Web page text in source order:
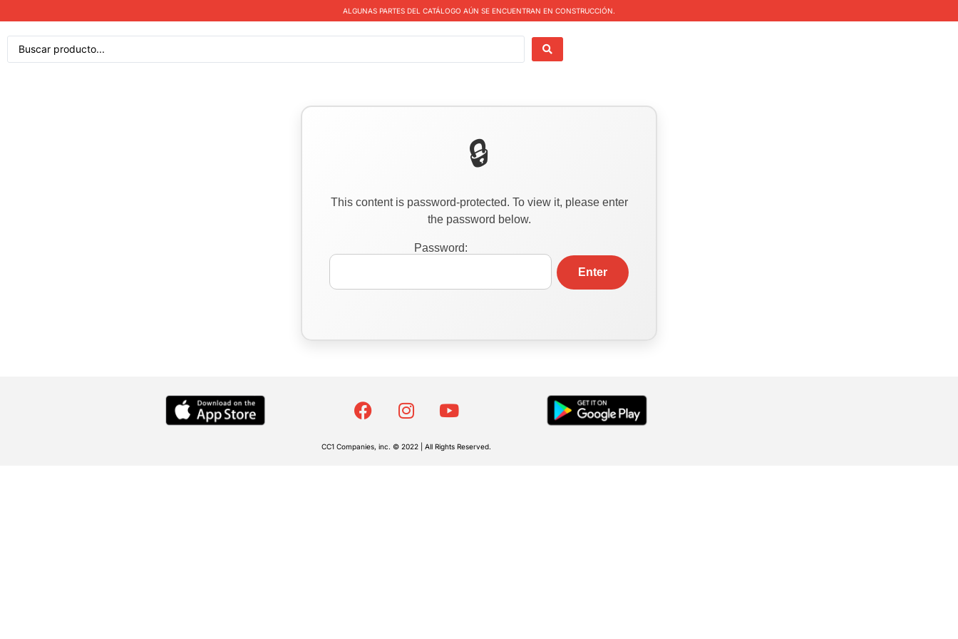
ALGUNAS PARTES DEL CATÁLOGO AÚN SE ENCUENTRAN EN CONSTRUCCIÓN.
This content is password-protected. To view it, please enter
the password below.
Password:
CC1 Companies, inc. © 2022 | All Rights Reserved.